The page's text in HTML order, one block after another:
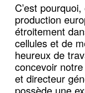
C’est
production
étroitement
cellules et de
heureux de
concevoir
et directeur